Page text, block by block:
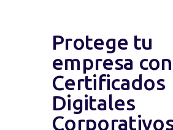
Protege tu
empresa con
Certificados
Digitales